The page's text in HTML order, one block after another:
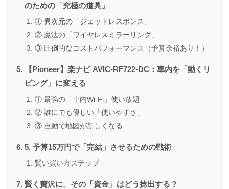
のための「究極の道具」
① 異次元の「ジェットレスポンス」
② 魔法の「ワイヤレスミラーリング」
③ 圧倒的なコストパフォーマンス（予算余裕あり！）
【Pioneer】楽ナビ AVIC-RF722-DC：車内を「動くリ
ビング」に変える
① 最強の「車内Wi-Fi」使い放題
② 誰にでも優しい「使いやすさ」
③ 自動で地図が新しくなる
5. 予算15万円で「完結」させるための戦術
賢い買い方ステップ
賢く贅沢に。その「資金」はどう捻出する？